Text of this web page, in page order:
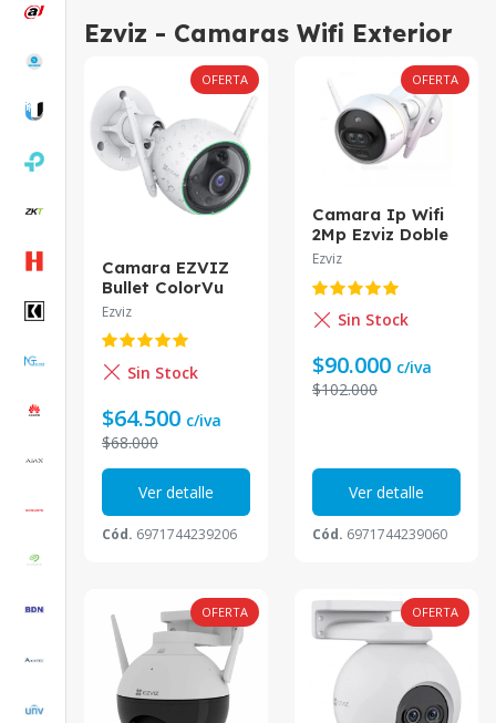
Ezviz - Camaras Wifi Exterior
OFERTA
Camara EZVIZ
Bullet ColorVu
2.8mm
CS-C3N
Ezviz
Sin Stock
$64.500 c/iva
$68.000
Ver detalle
Cód. 6971744239206
OFERTA
Camara Ip Wifi
2Mp Ezviz Doble
Lente C3X 1080P
Cv310
Ezviz
Sin Stock
$90.000 c/iva
$102.000
Ver detalle
Cód. 6971744239060
OFERTA OFERTA